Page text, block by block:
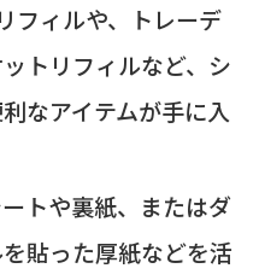
フィルや、トレーデ
トリフィルなど、シ
なアイテムが手に入
トや裏紙、またはダ
貼った厚紙などを活